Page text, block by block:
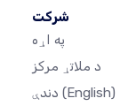
شرکت
په اړه
د ملاتړ مرکز
(English)